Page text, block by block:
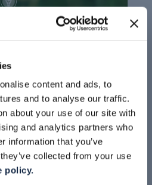
content and ads, to
and to analyse our traffic.
about your use of our site with
and analytics partners who
information that you’ve
collected from your use
policy.
LEGGI TUTTO
OTTIENE LA